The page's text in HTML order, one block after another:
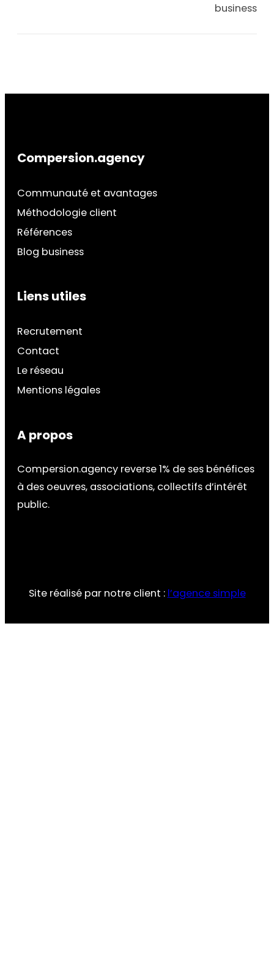
business
Compersion.agency
Communauté et avantages
Méthodologie client
Références
Blog business
Liens utiles
Recrutement
Contact
Le réseau
Mentions légales
A propos
Compersion.agency reverse 1% de ses bénéfices
à des oeuvres, associations, collectifs d’intérêt
public.
Site réalisé par notre client : l’agence simple